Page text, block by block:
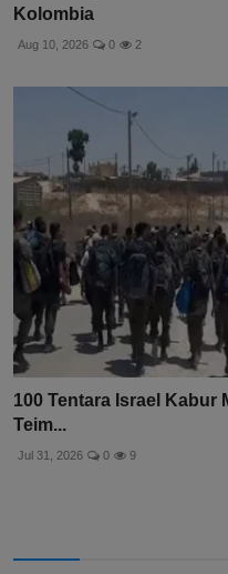
Kolombia
Aug 10, 2026 0 2
100 Tentara Israel Kabur
Teim...
Jul 31, 2026 0 9